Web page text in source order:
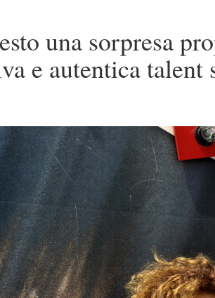
una sorpresa
e autentica